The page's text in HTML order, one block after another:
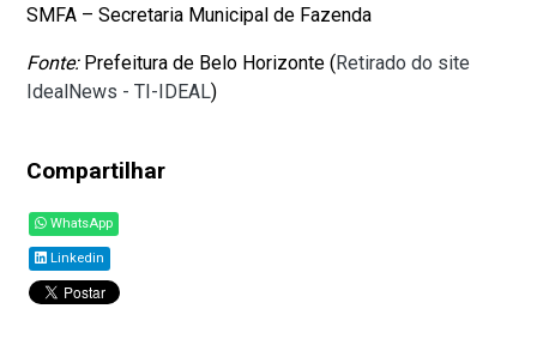
SMFA – Secretaria Municipal de Fazenda
Fonte:Prefeitura de Belo Horizonte (Retirado do site
IdealNews - TI-IDEAL)
Compartilhar
WhatsApp
Linkedin